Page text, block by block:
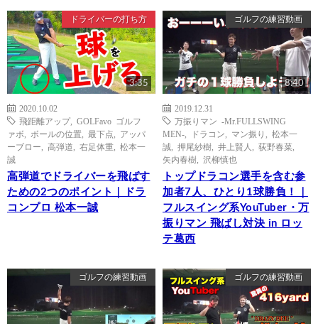
ドライバーの打ち方
3:35
2020.10.02
飛距離アップ, GOLFavo ゴルフ
ァボ
ボールの位置 最下点
アッパ
ーブロー
高弾道 右足体重
松本一
誠
高弾道でドライバーを飛ばす
ための2つのポイント｜ドラ
コンプロ 松本一誠
ゴルフの練習動画
8:40
2019.12.31
万振りマン -Mr.FULLSWING
MEN-
ドラコン マン振り
松本一
誠
押尾紗樹 井上賢人 荻野春菜
矢内春樹
沢柳慎也
トップドラコン選手を含む参
加者7人、ひとり1球勝負！｜
フルスイング系YouTuber・万
振りマン 飛ばし対決 in ロッ
テ葛西
ゴルフの練習動画 ゴルフの練習動画